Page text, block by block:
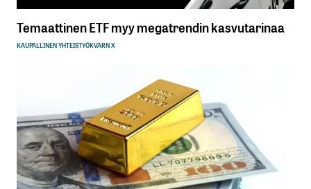
Temaattinen ETF myy megatrendin kasvutarinaa
KAUPALLINEN YHTEISTYÖKVARN X